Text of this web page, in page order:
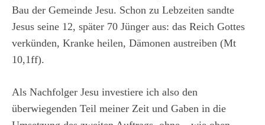
Bau der Gemeinde Jesu. Schon zu Lebzeiten sandte
Jesus seine 12, später 70 Jünger aus: das Reich Gottes
verkünden, Kranke heilen, Dämonen austreiben (Mt
10,1ff).
Als Nachfolger Jesu investiere ich also den
überwiegenden Teil meiner Zeit und Gaben in die